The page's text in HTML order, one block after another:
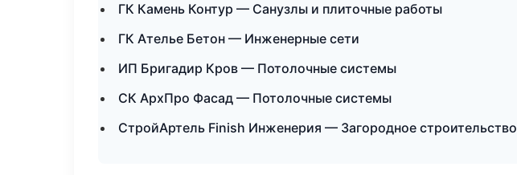
ГК Камень Контур — Санузлы и плиточные работы
ГК Ателье Бетон — Инженерные сети
ИП Бригадир Кров — Потолочные системы
СК АрхПро Фасад — Потолочные системы
СтройАртель Finish Инженерия — Загородное строительство